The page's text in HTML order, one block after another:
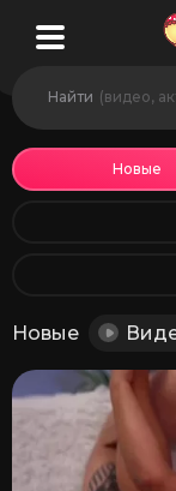
Найти (видео,
Новые
Новые